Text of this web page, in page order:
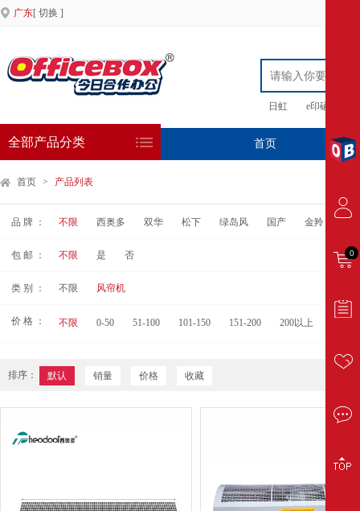
广东[ 切换 ]
日虹 e印硒鼓
全部产品分类 首页 专
首页 > 产品列表
品 牌 ： 不限 西奥多 双华 松下 绿岛风 国产 金羚
包 邮 ： 不限 是 否
类 别 ： 不限 风帘机
价 格 ： 不限 0-50 51-100 101-150 151-200 200以上
排序： 默认 销量 价格 收藏
0